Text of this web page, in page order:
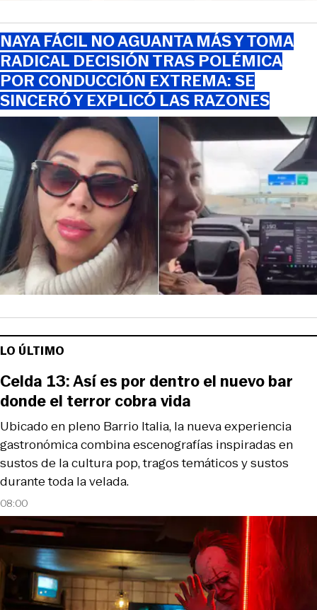
NAYA FÁCIL NO AGUANTA MÁS Y TOMA
RADICAL DECISIÓN TRAS POLÉMICA
POR CONDUCCIÓN EXTREMA: SE
SINCERÓ Y EXPLICÓ LAS RAZONES
LO ÚLTIMO
08:00
Ubicado en pleno Barrio Italia, la nueva experiencia
gastronómica combina escenografías inspiradas en
sustos de la cultura pop, tragos temáticos y sustos
durante toda la velada.
Celda 13: Así es por dentro el nuevo bar
donde el terror cobra vida